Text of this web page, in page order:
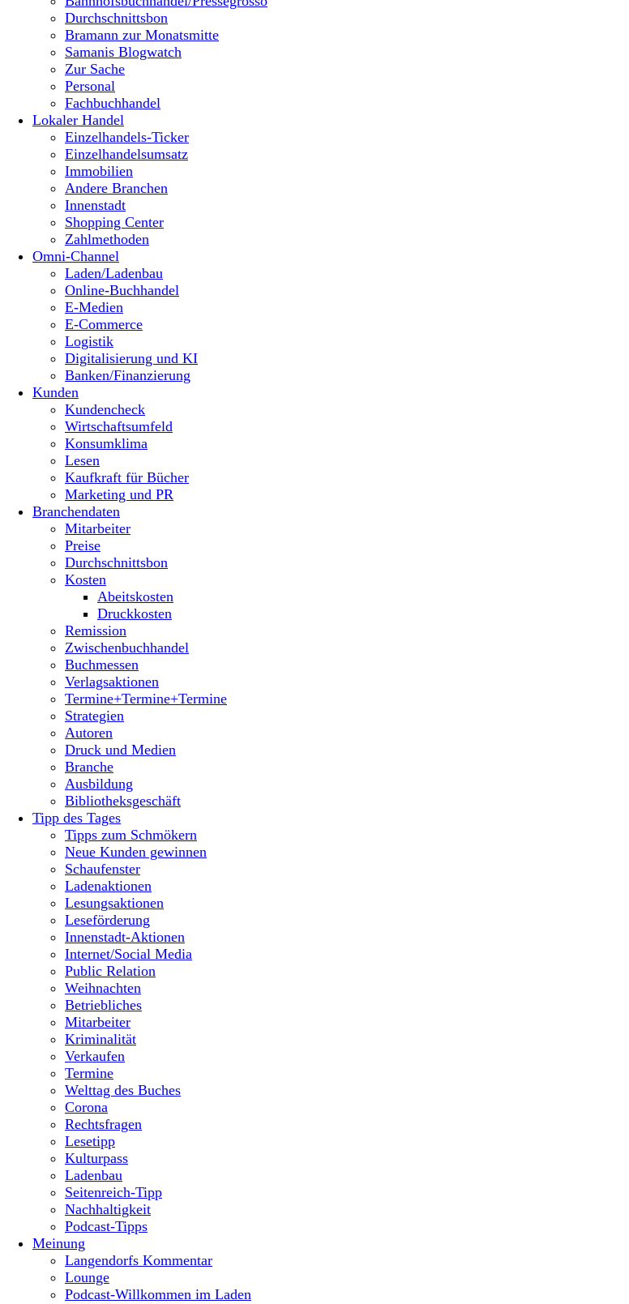
Durchschnittsbon
Bramann zur Monatsmitte
Samanis Blogwatch
Zur Sache
Personal
Fachbuchhandel
Lokaler Handel
Einzelhandels-Ticker
Einzelhandelsumsatz
Immobilien
Andere Branchen
Innenstadt
Shopping Center
Zahlmethoden
Omni-Channel
Laden/Ladenbau
Online-Buchhandel
E-Medien
E-Commerce
Logistik
Digitalisierung und KI
Banken/Finanzierung
Kunden
Kundencheck
Wirtschaftsumfeld
Konsumklima
Lesen
Kaufkraft für Bücher
Marketing und PR
Branchendaten
Mitarbeiter
Preise
Durchschnittsbon
Kosten
Abeitskosten
Druckkosten
Remission
Zwischenbuchhandel
Buchmessen
Verlagsaktionen
Termine+Termine+Termine
Strategien
Autoren
Druck und Medien
Branche
Ausbildung
Bibliotheksgeschäft
Tipp des Tages
Tipps zum Schmökern
Neue Kunden gewinnen
Schaufenster
Ladenaktionen
Lesungsaktionen
Leseförderung
Innenstadt-Aktionen
Internet/Social Media
Public Relation
Weihnachten
Betriebliches
Mitarbeiter
Kriminalität
Verkaufen
Termine
Welttag des Buches
Corona
Rechtsfragen
Lesetipp
Kulturpass
Ladenbau
Seitenreich-Tipp
Nachhaltigkeit
Podcast-Tipps
Meinung
Langendorfs Kommentar
Lounge
Podcast-Willkommen im Laden